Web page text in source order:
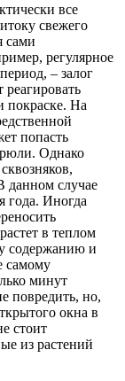
все
свежего
сами
регулярное
– залог
покраске. На
попасть
Однако
данном случае
года. Иногда
в теплом
содержанию и
самому
минут
повредить, но,
окна в
стоит
из растений